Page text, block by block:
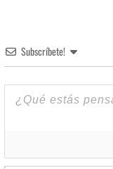
Subscríbete!